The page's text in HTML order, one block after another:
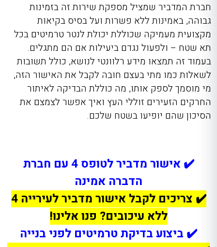
חברת המדביר שמציל מספקת שירות זה בזמינות
גבוהה, באמינות ללא פשרות ועל בסיס בקיאות
מקצועית מעמיקה שכוללת יכולת לנטר טרמיטים בכל
תא שטח – ולפעול נגדם ביעילות אם הם מתגלים.
בעמוד זה תמצאו מידע רלוונטי לנושא, כולל תשובות
לשאלות כמו מתי בעצם חובה לקבל את האישור הזה,
מי מוסמך לספק אותו, מה כוללת הבדיקה לאיתור
החרקים הזעירים זוללי העץ ואיך אפשר לצמצם את
הסיכון שהם יופיעו בשטח שלכם.
✔️ אישור מדביר לטופס 4 עם חברת
הדברה אמינה
✔️ צריכים לקבל אישור מדביר לעירייה 4
ללא עיכובים? פנו אלינו!
✔️ ביצוע בדיקת טרמיטים לפני בנייה